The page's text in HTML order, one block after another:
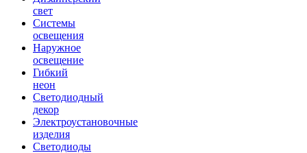
свет
Системы
освещения
Наружное
освещение
Гибкий
неон
Светодиодный
декор
Электроустановочные
изделия
Светодиоды